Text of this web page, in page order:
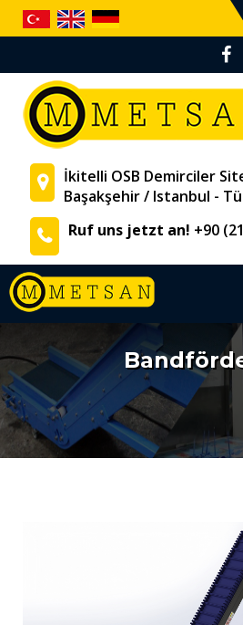
İkitelli OSB Demirciler
Başakşehir / Istanbul -
Ruf uns jetzt an! +90